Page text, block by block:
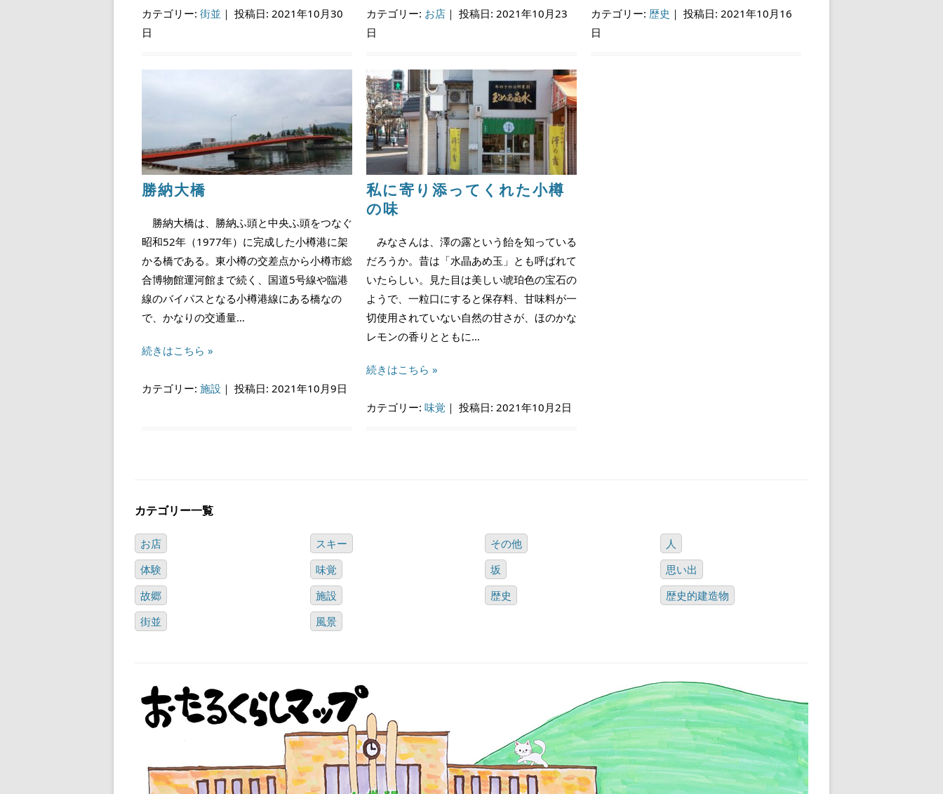
カテゴリー: 街並 ｜ 投稿日: 2021年10月30
日
カテゴリー: お店 ｜ 投稿日: 2021年10月23
日
カテゴリー: 歴史 ｜ 投稿日: 2021年10月16
日
勝納大橋
勝納大橋は、勝納ふ頭と中央ふ頭をつなぐ
昭和52年（1977年）に完成した小樽港に架
かる橋である。東小樽の交差点から小樽市総
合博物館運河館まで続く、国道5号線や臨港
線のバイパスとなる小樽港線にある橋なの
で、かなりの交通量…
続きはこちら »
カテゴリー: 施設 ｜ 投稿日: 2021年10月9日
私に寄り添ってくれた小樽
の味
みなさんは、澤の露という飴を知っている
だろうか。昔は「水晶あめ玉」とも呼ばれて
いたらしい。見た目は美しい琥珀色の宝石の
ようで、一粒口にすると保存料、甘味料が一
切使用されていない自然の甘さが、ほのかな
レモンの香りとともに…
続きはこちら »
カテゴリー: 味覚 ｜ 投稿日: 2021年10月2日
カテゴリー一覧
お店 スキー その他
人
体験
味覚 坂
思い出
故郷
施設 歴史
歴史的建造物
街並
風景